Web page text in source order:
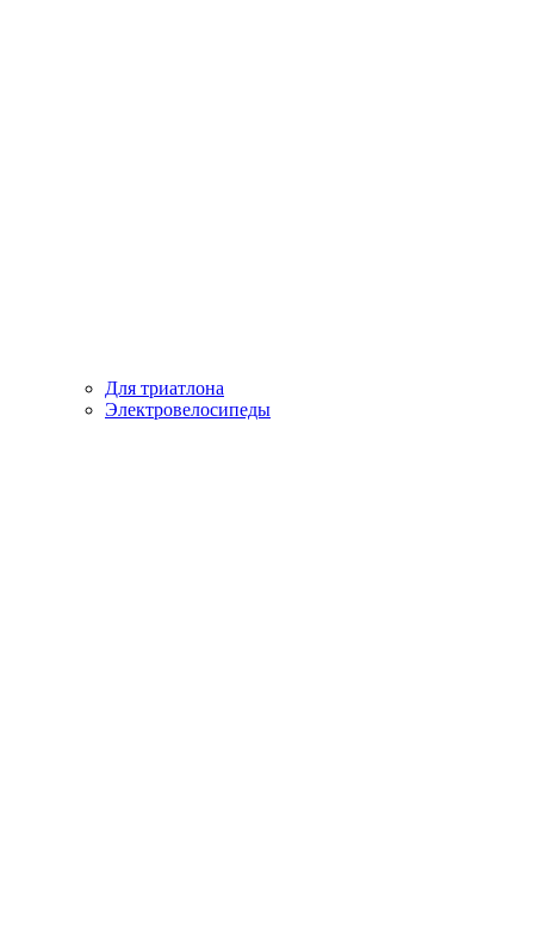
Для триатлона
Электровелосипеды